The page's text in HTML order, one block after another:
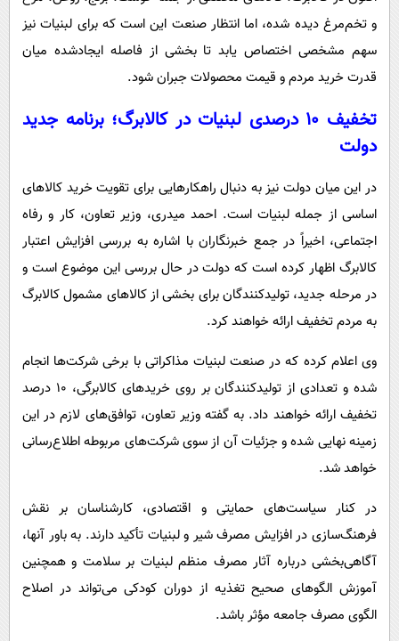
و تخم‌مرغ دیده شده، اما انتظار صنعت این است که برای لبنیات نیز
سهم مشخصی اختصاص یابد تا بخشی از فاصله ایجادشده میان
قدرت خرید مردم و قیمت محصولات جبران شود.
تخفیف ۱۰ درصدی لبنیات در کالابرگ؛ برنامه جدید
دولت
در این میان دولت نیز به دنبال راهکارهایی برای تقویت خرید کالاهای
اساسی از جمله لبنیات است. احمد میدری، وزیر تعاون، کار و رفاه
اجتماعی، اخیراً در جمع خبرنگاران با اشاره به بررسی افزایش اعتبار
کالابرگ اظهار کرده است که دولت در حال بررسی این موضوع است و
در مرحله جدید، تولیدکنندگان برای بخشی از کالاهای مشمول کالابرگ
به مردم تخفیف ارائه خواهند کرد.
وی اعلام کرده که در صنعت لبنیات مذاکراتی با برخی شرکت‌ها انجام
شده و تعدادی از تولیدکنندگان بر روی خریدهای کالابرگی، ۱۰ درصد
تخفیف ارائه خواهند داد. به گفته وزیر تعاون، توافق‌های لازم در این
زمینه نهایی شده و جزئیات آن از سوی شرکت‌های مربوطه اطلاع‌رسانی
خواهد شد.
در کنار سیاست‌های حمایتی و اقتصادی، کارشناسان بر نقش
فرهنگ‌سازی در افزایش مصرف شیر و لبنیات تأکید دارند. به باور آنها،
آگاهی‌بخشی درباره آثار مصرف منظم لبنیات بر سلامت و همچنین
آموزش الگوهای صحیح تغذیه از دوران کودکی می‌تواند در اصلاح
الگوی مصرف جامعه مؤثر باشد.